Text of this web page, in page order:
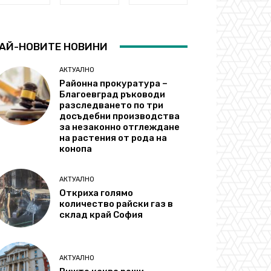
НОВИТЕ НОВИНИ
АКТУАЛНО
Районна прокуратура –
Благоевград ръководи
разследването по три
досъдебни производства
за незаконно отглеждане
на растения от рода на
конопа
АКТУАЛНО
Откриха голямо
количество райски газ в
склад край София
АКТУАЛНО